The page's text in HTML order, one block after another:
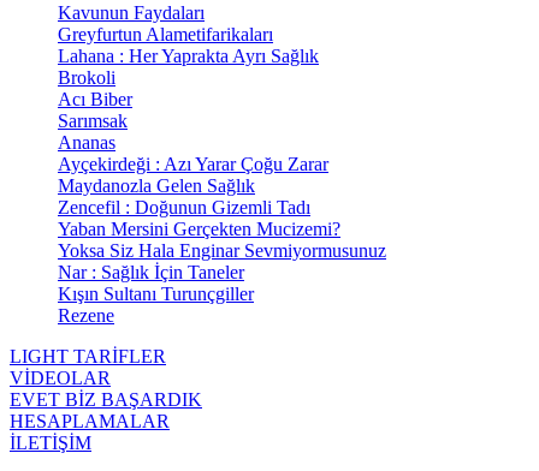
Kavunun Faydaları
Greyfurtun Alametifarikaları
Lahana : Her Yaprakta Ayrı Sağlık
Brokoli
Acı Biber
Sarımsak
Ananas
Ayçekirdeği : Azı Yarar Çoğu Zarar
Maydanozla Gelen Sağlık
Zencefil : Doğunun Gizemli Tadı
Yaban Mersini Gerçekten Mucizemi?
Yoksa Siz Hala Enginar Sevmiyormusunuz
Nar : Sağlık İçin Taneler
Kışın Sultanı Turunçgiller
Rezene
LIGHT TARİFLER
VİDEOLAR
EVET BİZ BAŞARDIK
HESAPLAMALAR
İLETİŞİM